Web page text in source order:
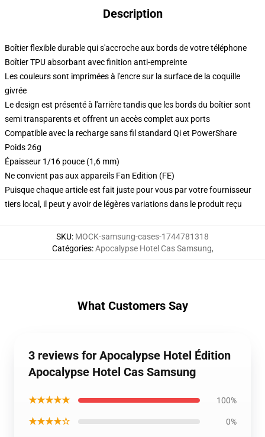
Description
Boîtier flexible durable qui s'accroche aux bords de votre téléphone
Boîtier TPU absorbant avec finition anti-empreinte
Les couleurs sont imprimées à l'encre sur la surface de la coquille
givrée
Le design est présenté à l'arrière tandis que les bords du boîtier sont
semi transparents et offrent un accès complet aux ports
Compatible avec la recharge sans fil standard Qi et PowerShare
Poids 26g
Épaisseur 1/16 pouce (1,6 mm)
Ne convient pas aux appareils Fan Edition (FE)
Puisque chaque article est fait juste pour vous par votre fournisseur
tiers local, il peut y avoir de légères variations dans le produit reçu
SKU: MOCK-samsung-cases-1744781318
Catégories:Apocalypse Hotel Cas Samsung,
What Customers Say
3 reviews for Apocalypse Hotel Édition
Apocalypse Hotel Cas Samsung
★★★★★ 100%
★★★★☆ 0%